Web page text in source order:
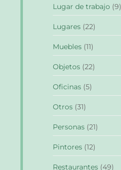
Lugar de trabajo (9)
Lugares (22)
Muebles (11)
Objetos (22)
Oficinas (5)
Otros (31)
Personas (21)
Pintores (12)
Restaurantes (49)